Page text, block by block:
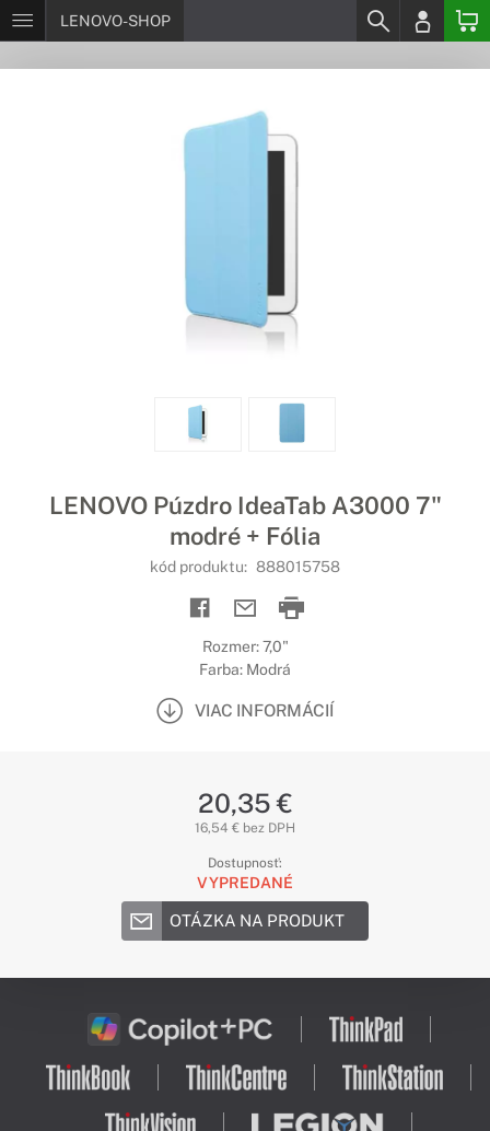
LENOVO-SHOP
LENOVO Púzdro IdeaTab A3000 7"
modré + Fólia
kód produktu: 888015758
Rozmer: 7,0"
Farba: Modrá
VIAC INFORMÁCIÍ
20,35 €
16,54 € bez DPH
Dostupnosť:
VYPREDANÉ
OTÁZKA NA PRODUKT